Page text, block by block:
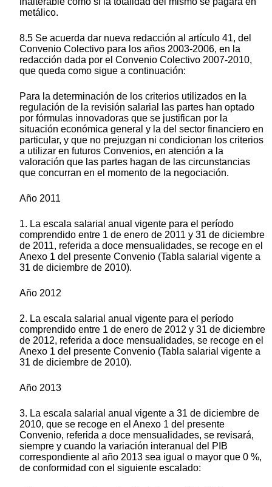
metálico.
8.5 Se acuerda dar nueva redacción al artículo 41, del
Convenio Colectivo para los años 2003-2006, en la
redacción dada por el Convenio Colectivo 2007-2010,
que queda como sigue a continuación:
Para la determinación de los criterios utilizados en la
regulación de la revisión salarial las partes han optado
por fórmulas innovadoras que se justifican por la
situación económica general y la del sector financiero en
particular, y que no prejuzgan ni condicionan los criterios
a utilizar en futuros Convenios, en atención a la
valoración que las partes hagan de las circunstancias
que concurran en el momento de la negociación.
Año 2011
1. La escala salarial anual vigente para el período
comprendido entre 1 de enero de 2011 y 31 de diciembre
de 2011, referida a doce mensualidades, se recoge en el
Anexo 1 del presente Convenio (Tabla salarial vigente a
31 de diciembre de 2010).
Año 2012
2. La escala salarial anual vigente para el período
comprendido entre 1 de enero de 2012 y 31 de diciembre
de 2012, referida a doce mensualidades, se recoge en el
Anexo 1 del presente Convenio (Tabla salarial vigente a
31 de diciembre de 2010).
Año 2013
3. La escala salarial anual vigente a 31 de diciembre de
2010, que se recoge en el Anexo 1 del presente
Convenio, referida a doce mensualidades, se revisará,
siempre y cuando la variación interanual del PIB
correspondiente al año 2013 sea igual o mayor que 0 %,
de conformidad con el siguiente escalado: